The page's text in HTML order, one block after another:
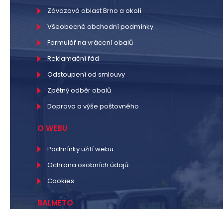
Závozová oblast Brno a okolí
Všeobecné obchodní podmínky
Formulář na vrácení obalů
Reklamační řád
Odstoupení od smlouvy
Zpětný odběr obalů
Doprava a výše poštovného
O WEBU
Podmínky užití webu
Ochrana osobních údajů
Cookies
BALMETO